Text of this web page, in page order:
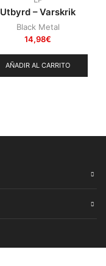
Utbyrd – Varskrik
Black Metal
14,98€
AÑADIR AL CARRITO